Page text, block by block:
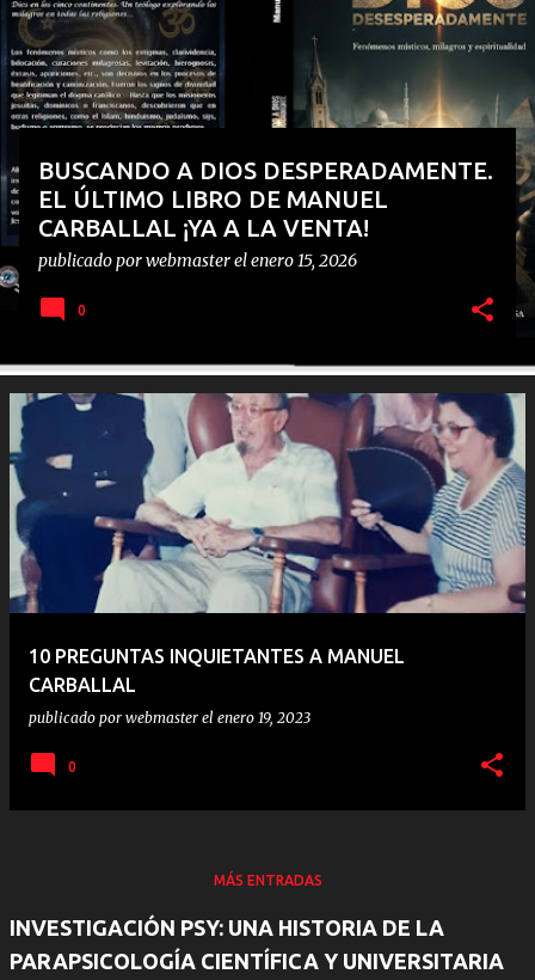
a
s
BUSCANDO A DIOS DESPERADAMENTE.
EL ÚLTIMO LIBRO DE MANUEL
CARBALLAL ¡YA A LA VENTA!
publicado porwebmasterelenero 15, 2026
0
10 PREGUNTAS INQUIETANTES A MANUEL
CARBALLAL
publicado por webmaster el enero 19, 2023
0
MÁS ENTRADAS
INVESTIGACIÓN PSY: UNA HISTORIA DE LA
PARAPSICOLOGÍA CIENTÍFICA Y UNIVERSITARIA